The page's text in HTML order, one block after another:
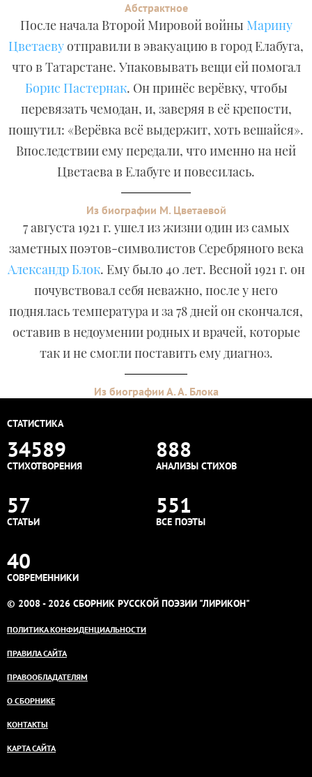
Абстрактное
После начала Второй Мировой войны Марину
Цветаевуотправили в эвакуацию в город Елабуга,
что в Татарстане. Упаковывать вещи ей помогал
Борис Пастернак. Он принёс верёвку, чтобы
перевязать чемодан, и, заверяя в её крепости,
пошутил: «Верёвка всё выдержит, хоть вешайся».
Впоследствии ему передали, что именно на ней
Цветаева в Елабуге и повесилась.
Из биографии М. Цветаевой
7 августа 1921 г. ушел из жизни один из самых
заметных поэтов-символистов Серебряного века
Александр Блок. Ему было 40 лет. Весной 1921 г. он
почувствовал себя неважно, после у него
поднялась температура и за 78 дней он скончался,
оставив в недоумении родных и врачей, которые
так и не смогли поставить ему диагноз.
Из биографии А. А. Блока
СТАТИСТИКА
34589
СТИХОТВОРЕНИЯ
888
АНАЛИЗЫ СТИХОВ
57
СТАТЬИ
551
ВСЕ ПОЭТЫ
40
СОВРЕМЕННИКИ
© 2008 - 2026 СБОРНИК РУССКОЙ ПОЭЗИИ "ЛИРИКОН"
ПОЛИТИКА КОНФИДЕНЦИАЛЬНОСТИ
ПРАВИЛА САЙТА
ПРАВООБЛАДАТЕЛЯМ
О СБОРНИКЕ
КОНТАКТЫ
КАРТА САЙТА